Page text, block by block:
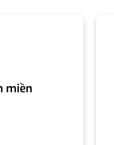
miền